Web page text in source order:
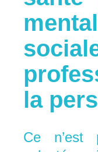
la
Ce n’est